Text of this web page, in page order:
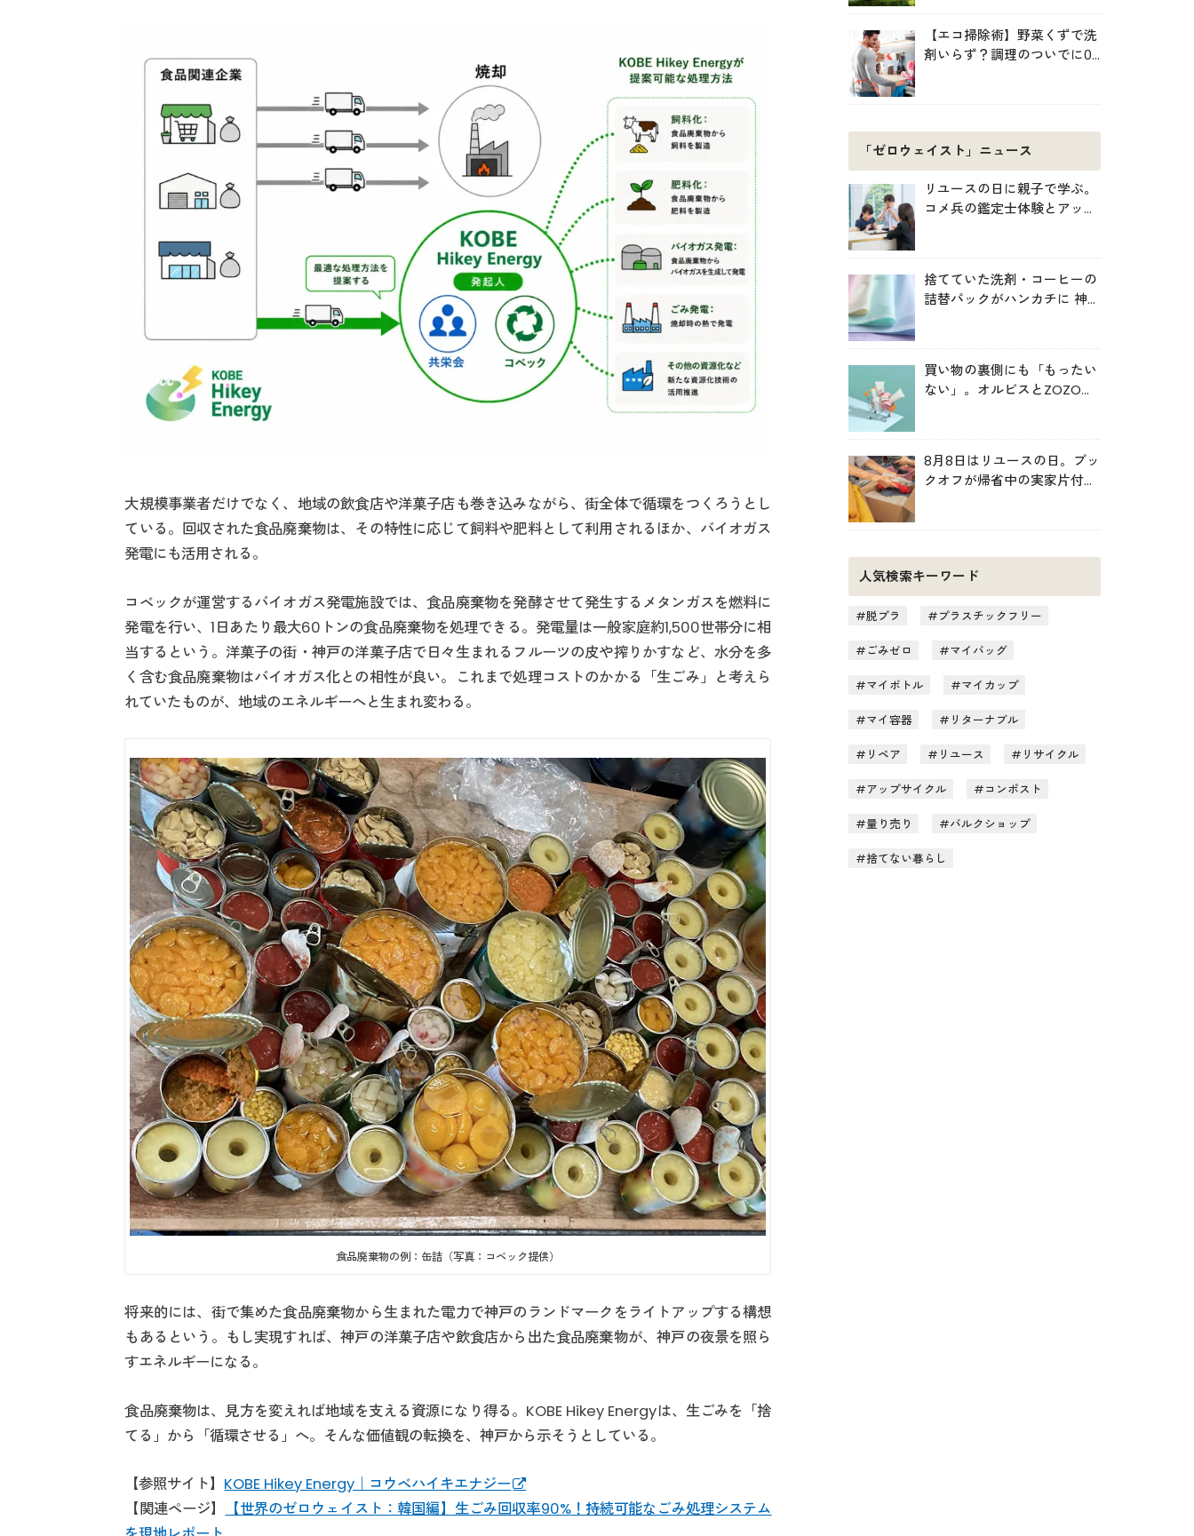
大規模事業者だけでなく、地域の飲食店や洋菓子店も巻き込みながら、街全体で循環をつくろうとし
ている。回収された食品廃棄物は、その特性に応じて飼料や肥料として利用されるほか、バイオガス
発電にも活用される。
コベックが運営するバイオガス発電施設では、食品廃棄物を発酵させて発生するメタンガスを燃料に
発電を行い、1日あたり最大60トンの食品廃棄物を処理できる。発電量は一般家庭約1,500世帯分に相
当するという。洋菓子の街・神戸の洋菓子店で日々生まれるフルーツの皮や搾りかすなど、水分を多
く含む食品廃棄物はバイオガス化との相性が良い。これまで処理コストのかかる「生ごみ」と考えら
れていたものが、地域のエネルギーへと生まれ変わる。
食品廃棄物の例：缶詰（写真：コベック提供）
将来的には、街で集めた食品廃棄物から生まれた電力で神戸のランドマークをライトアップする構想
もあるという。もし実現すれば、神戸の洋菓子店や飲食店から出た食品廃棄物が、神戸の夜景を照ら
すエネルギーになる。
食品廃棄物は、見方を変えれば地域を支える資源になり得る。KOBE Hikey Energyは、生ごみを「捨
てる」から「循環させる」へ。そんな価値観の転換を、神戸から示そうとしている。
【参照サイト】 KOBE Hikey Energy｜コウベハイキエナジー
【関連ページ】
【世界のゼロウェイスト：韓国編】生ごみ回収率90%！持続可能なごみ処理システム
【エコ掃除術】野菜くずで洗
剤いらず？調理のついでに0
「ゼロウェイスト」ニュース
リユースの日に親子で学ぶ。
コメ兵の鑑定士体験とアップ
捨てていた洗剤・コーヒーの
詰替パックがハンカチに 神
買い物の裏側にも「もったい
ない」。オルビスとZOZOが
8月8日はリユースの日。ブッ
クオフが帰省中の実家片付け
人気検索キーワード
脱プラ プラスチックフリー
ごみゼロ マイバッグ
マイボトル マイカップ
マイ容器 リターナブル
リペア リユース リサイクル
アップサイクル コンポスト
量り売り バルクショップ
捨てない暮らし